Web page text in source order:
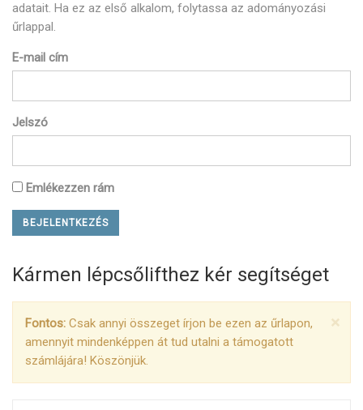
adatait. Ha ez az első alkalom, folytassa az adományozási
űrlappal.
E-mail cím
Jelszó
Emlékezzen rám
Kármen lépcsőlifthez kér segítséget
×
Fontos: Csak annyi összeget írjon be ezen az űrlapon,
amennyit mindenképpen át tud utalni a támogatott
számlájára! Köszönjük.